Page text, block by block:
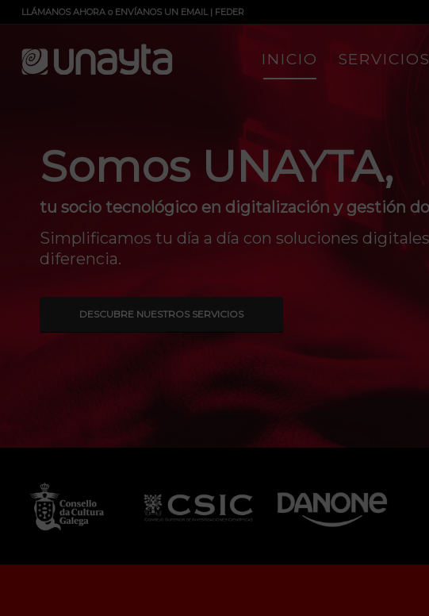
LLÁMANOS AHORAo ENVÍANOS UN EMAIL| FEDER
INICIO SERVICIOS
y gestión documental.
digitales eficientes que marcan la